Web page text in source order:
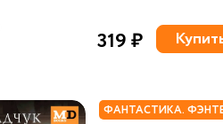
319 ₽
ФАНТАСТИКА.